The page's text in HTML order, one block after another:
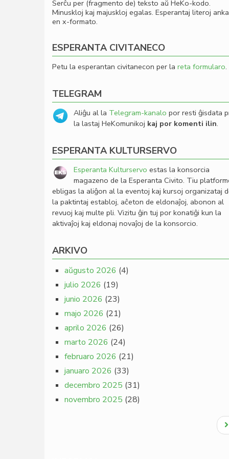
Serĉu per (fragmento de) teksto aŭ HeKo-kodo.
Minuskloj kaj majuskloj egalas. Esperantaj literoj
en x-formato.
ESPERANTA CIVITANECO
Petu la esperantan civitanecon per la reta formularo.
TELEGRAM
Aliĝu al la Telegram-kanalo por resti ĝisdata
la lastaj HeKomunikoj kaj por komenti ilin.
ESPERANTA KULTURSERVO
Esperanta Kulturservo estas la konsorcia
magazeno de la Esperanta Civito. Tiu
ebligas la aliĝon al la eventoj kaj kursoj organizataj
la paktintaj establoj, aĉeton de eldonaĵoj, abonon al
revuoj kaj multe pli. Vizitu ĝin tuj por konatiĝi kun la
aktivaĵoj kaj eldonaj novaĵoj de la konsorcio.
ARKIVO
aŭgusto 2026 (4)
julio 2026 (19)
junio 2026 (23)
majo 2026 (21)
aprilo 2026 (26)
marto 2026 (24)
februaro 2026 (21)
januaro 2026 (33)
decembro 2025 (31)
novembro 2025 (28)